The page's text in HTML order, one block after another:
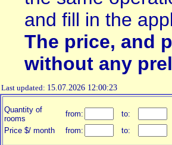
and fill in the
The price, and
without any
Last updated: 15.07.2026 12:00:23
Quantity of
rooms
from:
to:
Price $/ month
from: to: